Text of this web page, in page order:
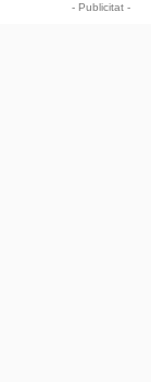
- Publicitat -